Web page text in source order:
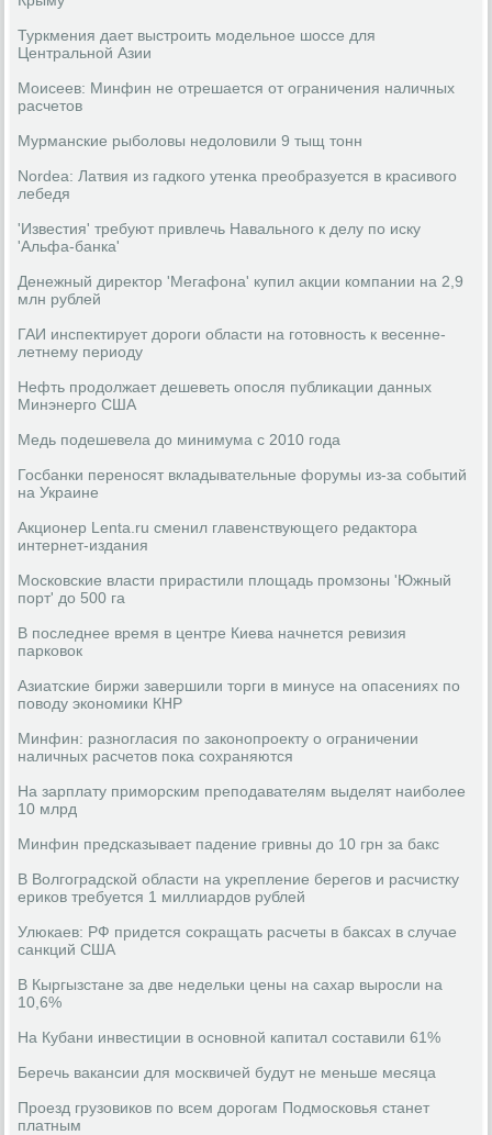
Туркмения дает выстроить модельное шоссе для
Центральной Азии
Моисеев: Минфин не отрешается от ограничения наличных
расчетов
Мурманские рыболовы недоловили 9 тыщ тонн
Nordea: Латвия из гадкого утенка преобразуется в красивого
лебедя
'Известия' требуют привлечь Навального к делу по иску
'Альфа-банка'
Денежный директор 'Мегафона' купил акции компании на 2,9
млн рублей
ГАИ инспектирует дороги области на готовность к весенне-
летнему периоду
Нефть продолжает дешеветь опосля публикации данных
Минэнерго США
Медь подешевела до минимума с 2010 года
Госбанки переносят вкладывательные форумы из-за событий
на Украине
Акционер Lenta.ru сменил главенствующего редактора
интернет-издания
Московские власти прирастили площадь промзоны 'Южный
порт' до 500 га
В последнее время в центре Киева начнется ревизия
парковок
Азиатские биржи завершили торги в минусе на опасениях по
поводу экономики КНР
Минфин: разногласия по законопроекту о ограничении
наличных расчетов пока сохраняются
На зарплату приморским преподавателям выделят наиболее
10 млрд
Минфин предсказывает падение гривны до 10 грн за бакс
В Волгоградской области на укрепление берегов и расчистку
ериков требуется 1 миллиардов рублей
Улюкаев: РФ придется сокращать расчеты в баксах в случае
санкций США
В Кыргызстане за две недельки цены на сахар выросли на
10,6%
На Кубани инвестиции в основной капитал составили 61%
Беречь вакансии для москвичей будут не меньше месяца
Проезд грузовиков по всем дорогам Подмосковья станет
платным